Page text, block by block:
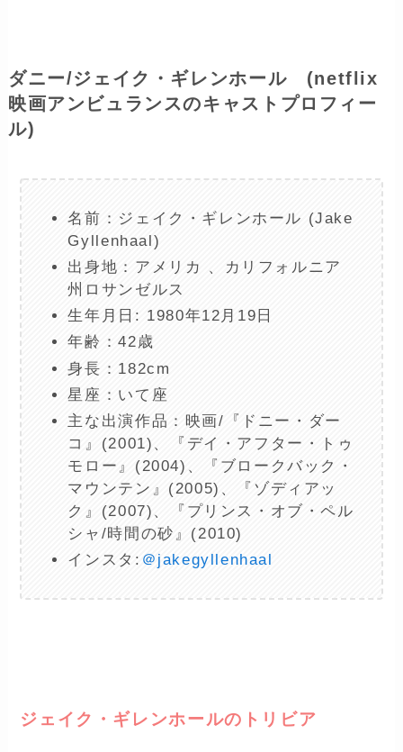
ダニー/ジェイク・ギレンホール (netflix
映画アンビュランスのキャストプロフィー
ル)
名前：ジェイク・ギレンホール (Jake
Gyllenhaal)
出身地：アメリカ 、カリフォルニア
州ロサンゼルス
生年月日: 1980年12月19日
年齢：42歳
身長：182cm
星座：いて座
主な出演作品：映画/『ドニー・ダー
コ』(2001)、『デイ・アフター・トゥ
モロー』(2004)、『ブロークバック・
マウンテン』(2005)、『ゾディアッ
ク』(2007)、『プリンス・オブ・ペル
シャ/時間の砂』(2010)
インスタ: ＠jakegyllenhaal
ジェイク・ギレンホールのトリビア